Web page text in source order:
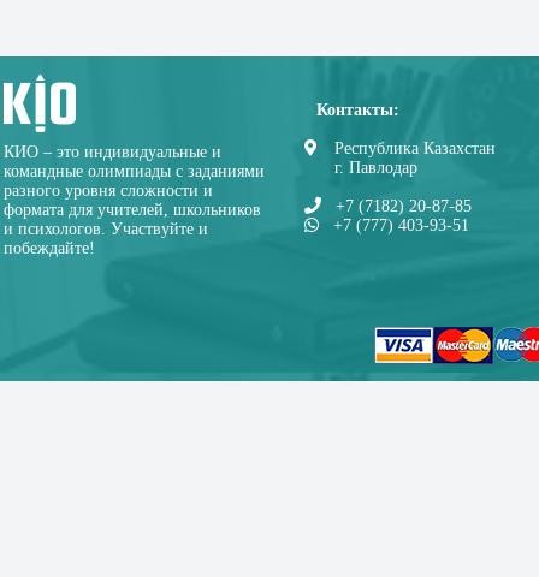
КИО – это индивидуальные и
командные олимпиады с заданиями
разного уровня сложности и
формата для учителей, школьников
и психологов. Участвуйте и
побеждайте!
Контакты:
Республика Казахстан
г. Павлодар
+7 (7182) 20-87-85
+7 (777) 403-93-51